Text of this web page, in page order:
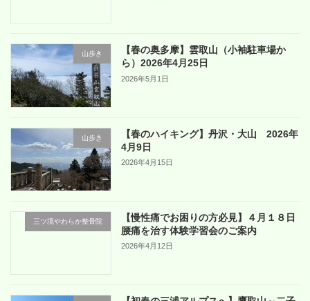
山歩き
【春の奥多摩】雲取山（小袖駐車場か
ら）2026年4月25日
2026年5月1日
山歩き
【春のハイキング】丹沢・大山 2026年
4月9日
2026年4月15日
三ツ境やわらか整骨院
【慢性痛でお困りの方必見】４月１８日
腰痛を治す体験学習会のご案内
2026年4月12日